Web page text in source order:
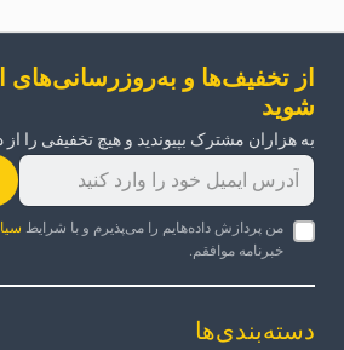
از تخفیف‌ها و به‌روزرسانی‌های
شوید
به هزاران مشترک بپیوندید و هیچ تخفیفی را
من پردازش داده‌هایم را می‌پذیرم و با شرایط
خبرنامه موافقم.
دسته‌بندی‌ها